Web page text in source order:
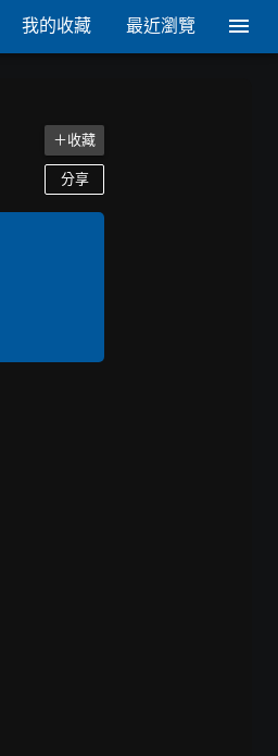
我的收藏 最近瀏覽
＋收藏
分享